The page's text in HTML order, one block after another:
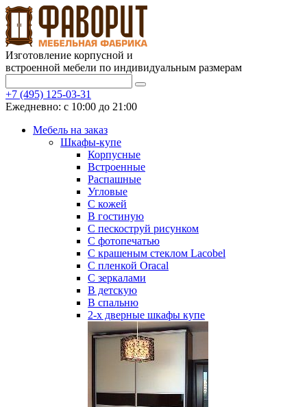
Изготовление корпусной и
встроенной мебели по индивидуальным размерам
+7 (495) 125-03-31
Ежедневно: с 10:00 до 21:00
Мебель на заказ
Шкафы-купе
Корпусные
Встроенные
Распашные
Угловые
С кожей
В гостиную
С пескоструй рисунком
С фотопечатью
С крашеным стеклом Lacobel
С пленкой Oracal
С зеркалами
В детскую
В спальню
2-х дверные шкафы купе